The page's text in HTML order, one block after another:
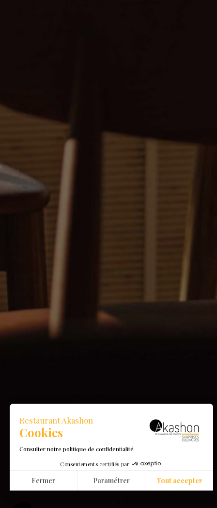
Restaurant Akashon
Cookies
Consulter notre politique de confidentialité
Consentements certifiés par
Fermer Paramétrer Tout accepter